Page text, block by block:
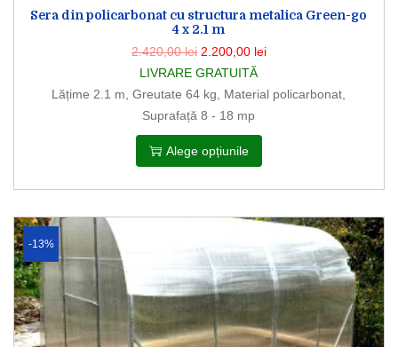
Sera din policarbonat cu structura metalica Green-go
4 x 2.1 m
2.420,00lei 2.200,00 lei
LIVRARE GRATUITĂ
Lățime 2.1 m, Greutate 64 kg, Material policarbonat,
Suprafață 8 - 18 mp
Alege opțiunile
-13%